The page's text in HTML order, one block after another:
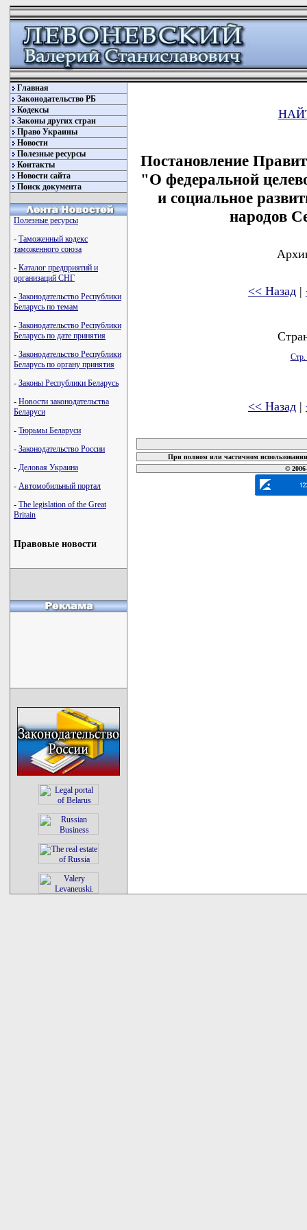
Главная
Законодательство РБ
Кодексы
Законы других стран
Право Украины
Новости
Полезные ресурсы
Контакты
Новости сайта
Поиск документа
Полезные ресурсы
- Таможенный кодекс
таможенного союза
- Каталог предприятий и
организаций СНГ
- Законодательство Республики
Беларусь по темам
- Законодательство Республики
Беларусь по дате принятия
- Законодательство Республики
Беларусь по органу принятия
- Законы Республики Беларусь
- Новости законодательства
Беларуси
- Тюрьмы Беларуси
- Законодательство России
- Деловая Украина
- Автомобильный портал
- The legislation of the Great
Britain
Правовые новости
Постановление
"О федеральной
и социальное
народов
<< Назад |
Стр.
<< Назад |
При полном или частичном
©